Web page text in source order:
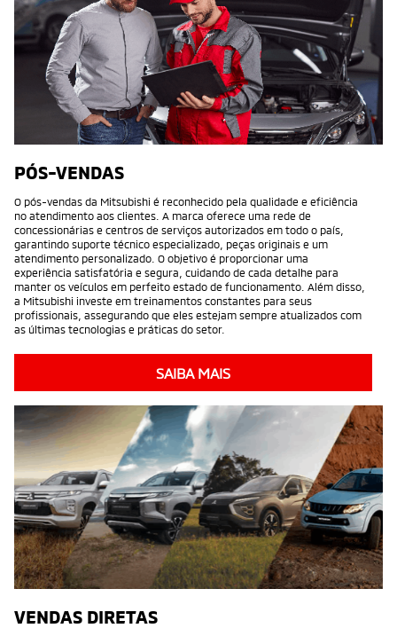
PÓS-VENDAS
O pós-vendas da Mitsubishi é reconhecido pela qualidade e eficiência
no atendimento aos clientes. A marca oferece uma rede de
concessionárias e centros de serviços autorizados em todo o país,
garantindo suporte técnico especializado, peças originais e um
atendimento personalizado. O objetivo é proporcionar uma
experiência satisfatória e segura, cuidando de cada detalhe para
manter os veículos em perfeito estado de funcionamento. Além disso,
a Mitsubishi investe em treinamentos constantes para seus
profissionais, assegurando que eles estejam sempre atualizados com
as últimas tecnologias e práticas do setor.
SAIBA MAIS
VENDAS DIRETAS